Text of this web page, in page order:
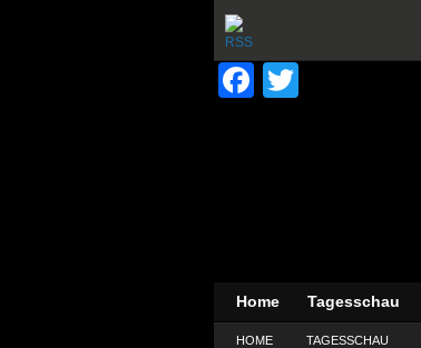
Facebook
Home Tagesschau
HOME TAGESSCHAU